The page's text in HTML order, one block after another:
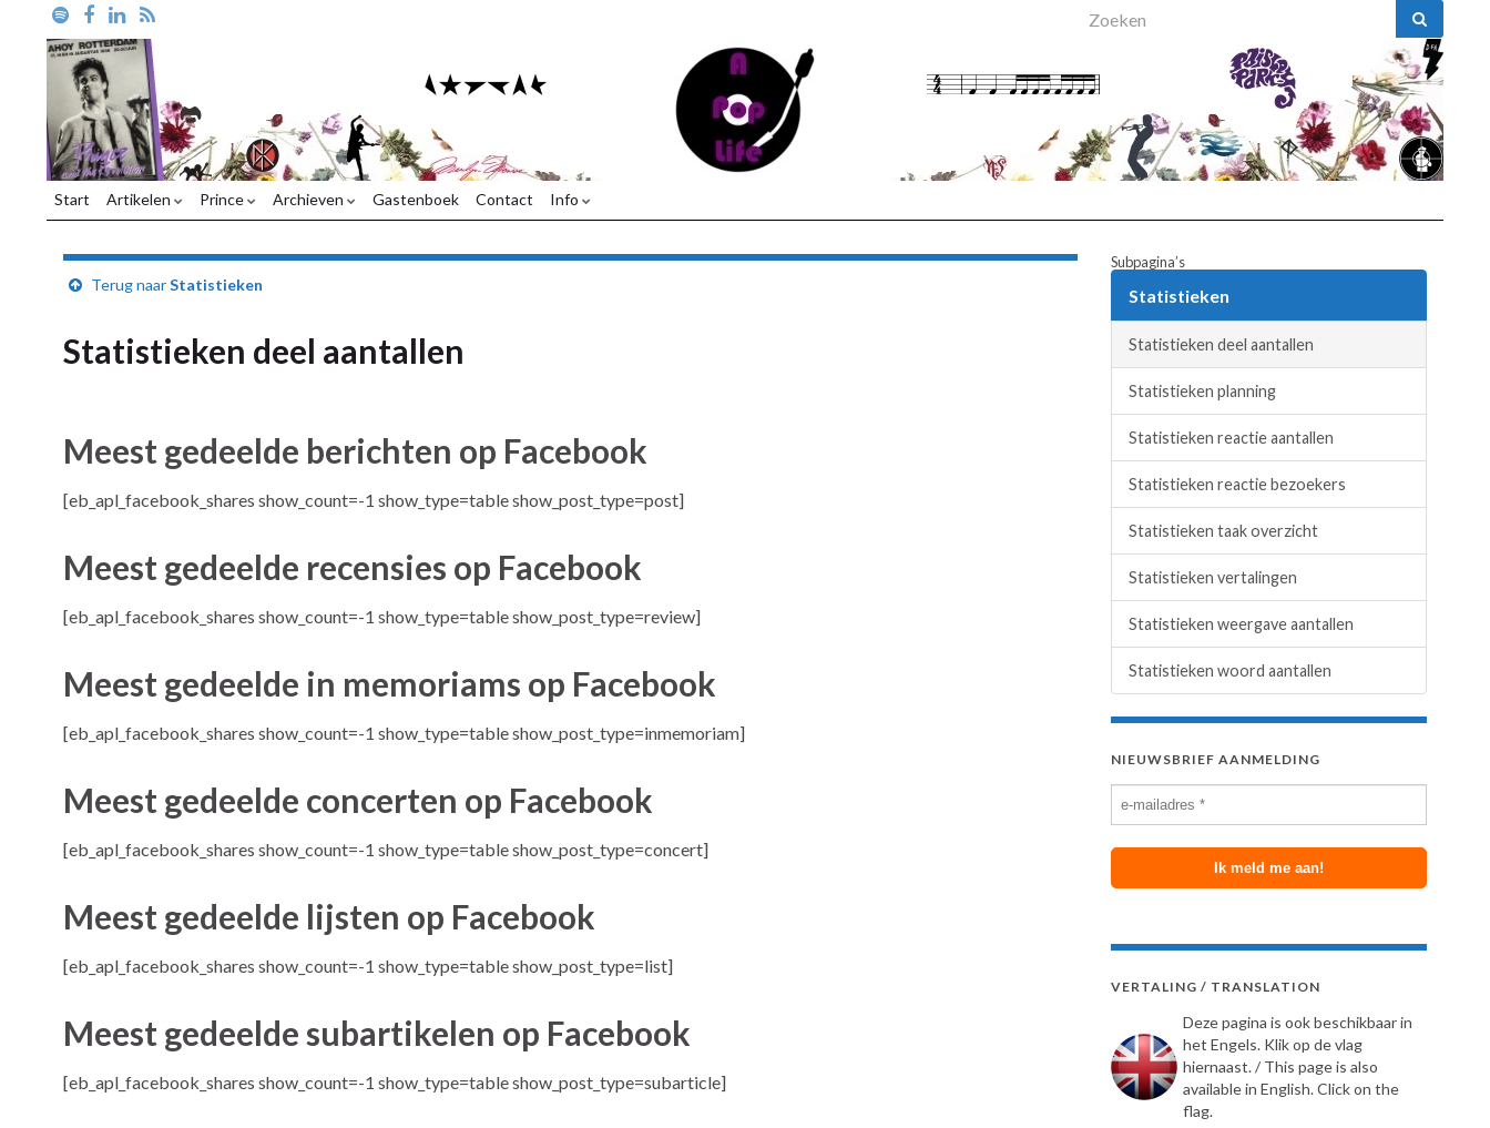
Search for:
Start Artikelen Prince Archieven Gastenboek Contact Info
Terug naarStatistieken
Statistieken deel aantallen
Meest gedeelde berichten op Facebook
[eb_apl_facebook_shares show_count=-1 show_type=table show_post_type=post]
Meest gedeelde recensies op Facebook
[eb_apl_facebook_shares show_count=-1 show_type=table show_post_type=review]
Meest gedeelde in memoriams op Facebook
[eb_apl_facebook_shares show_count=-1 show_type=table show_post_type=inmemoriam]
Meest gedeelde concerten op Facebook
[eb_apl_facebook_shares show_count=-1 show_type=table show_post_type=concert]
Meest gedeelde lijsten op Facebook
[eb_apl_facebook_shares show_count=-1 show_type=table show_post_type=list]
Meest gedeelde subartikelen op Facebook
[eb_apl_facebook_shares show_count=-1 show_type=table show_post_type=subarticle]
Subpagina’s
Statistieken
Statistieken deel aantallen
Statistieken planning
Statistieken reactie aantallen
Statistieken reactie bezoekers
Statistieken taak overzicht
Statistieken vertalingen
Statistieken weergave aantallen
Statistieken woord aantallen
NIEUWSBRIEF AANMELDING
VERTALING / TRANSLATION
Deze pagina is ook beschikbaar in
het Engels. Klik op de vlag
hiernaast. / This page is also
available in English. Click on the
flag.